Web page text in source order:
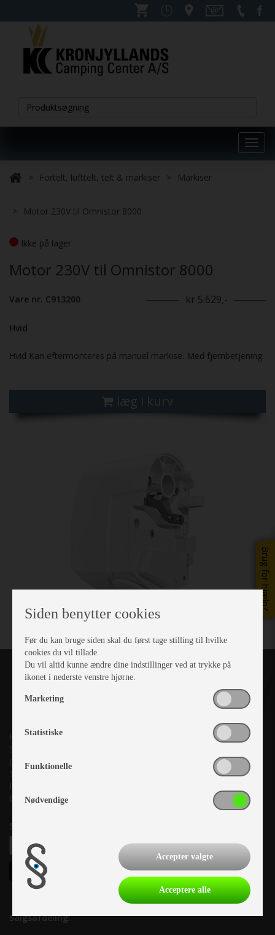
Brug for hjælp?
Fortelt, lufttelt, telt & markiser Markiser
Motor 230V til Omnistor 8000
Ikke på lager
Motor 230V til Omnistor 8000
Vare nr. C913200 kr 5.629,-
Hvid
Hvid Kan eftermonteres på manuel markise. Med fjernbetjening.
læg i kurv
Kronjyllands Camping Center A/S
Suderholmen 10, 8960 Randers SØ
(Lige ud til Grenåvej)
Tlf. +45 87 10 98 70
Info@as-kcc.dk
CVR: 33 38 77 33
Samtykke til nyhedsbrev
Salgsafdeling:
Siden benytter cookies
Før du kan bruge siden skal du først tage stilling til hvilke
cookies du vil tillade.
Du vil altid kunne ændre dine indstillinger ved at trykke på
ikonet i nederste venstre hjørne.
Marketing
Statistiske
Funktionelle
Nødvendige
Accepter valgte
Acceptere alle